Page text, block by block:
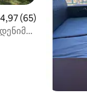
შეფასებაა
4,97 (65)